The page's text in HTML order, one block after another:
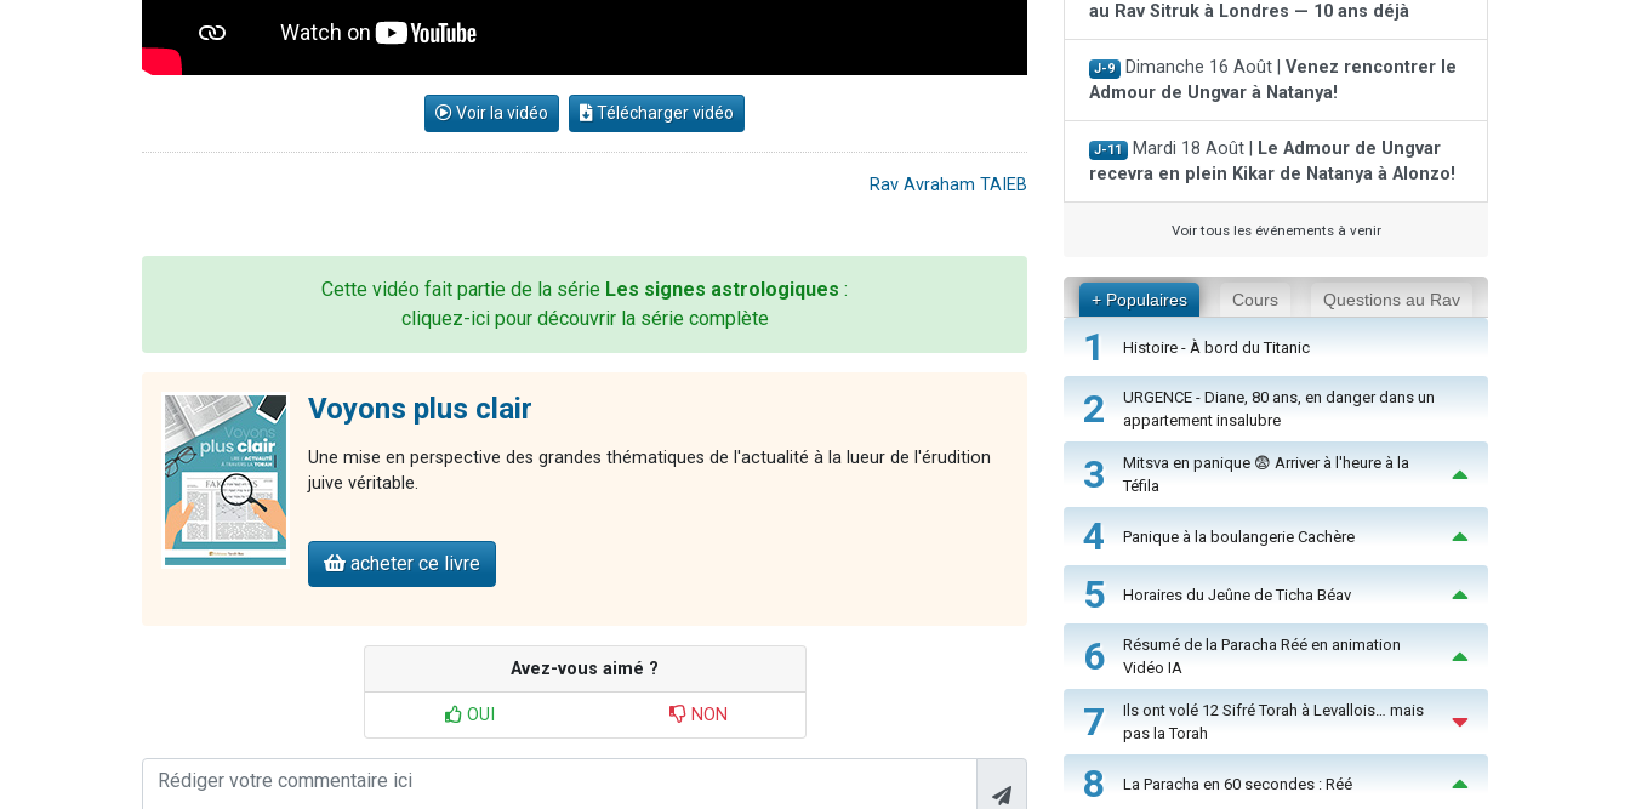
Voir la vidéo Télécharger vidéo
Rav Avraham TAIEB
Cette vidéo fait partie de la série Les signes astrologiques :
cliquez-ici pour découvrir la série complète
Voyons plus clair
Une mise en perspective des grandes thématiques de l'actualité à la lueur de l'érudition
juive véritable.
acheter ce livre
Avez-vous aimé ?
OUI NON
au Rav Sitruk à Londres — 10 ans déjà
J-9 Dimanche 16 Août | Venez rencontrer le
Admour de Ungvar à Natanya!
J-11 Mardi 18 Août |
Le Admour de Ungvar
recevra en plein Kikar de Natanya à Alonzo!
Voir tous les événements à venir
+ Populaires Cours Questions au Rav
1 Histoire - À bord du Titanic
2
URGENCE - Diane, 80 ans, en danger dans un
appartement insalubre
3
Mitsva en panique 😨 Arriver à l'heure à la
Téfila
4 Panique à la boulangerie Cachère
5 Horaires du Jeûne de Ticha Béav
6
Résumé de la Paracha Réé en animation
Vidéo IA
7
Ils ont volé 12 Sifré Torah à Levallois… mais
pas la Torah
8 La Paracha en 60 secondes : Réé